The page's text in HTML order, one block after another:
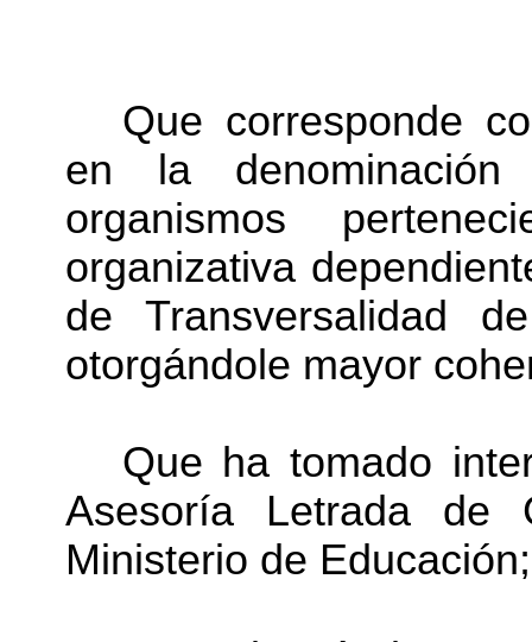
Que corresponde
en la
organismos
organizativa
de Transversalidad
otorgándole mayor
Que ha tomado
Asesoría Letrada de
Ministerio de Educación;